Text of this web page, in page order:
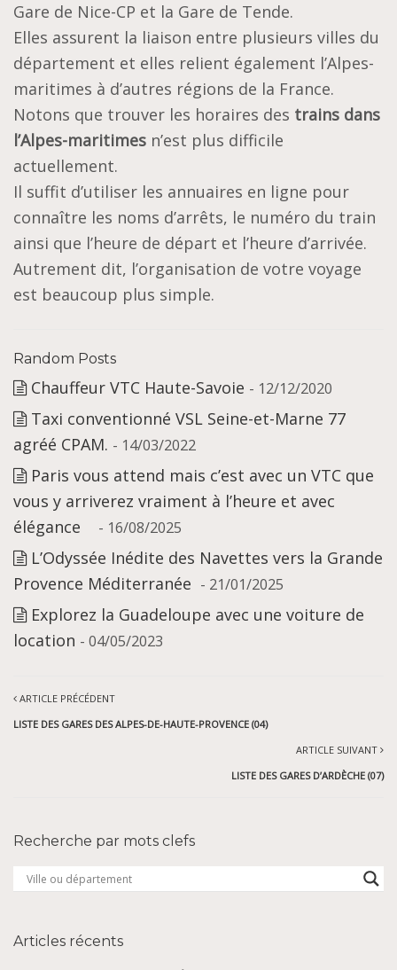
Gare de Nice-CP et la Gare de Tende.
Elles assurent la liaison entre plusieurs villes du
département et elles relient également l’Alpes-
maritimes à d’autres régions de la France.
Notons que trouver les horaires des trains dans
l’Alpes-maritimes n’est plus difficile
actuellement.
Il suffit d’utiliser les annuaires en ligne pour
connaître les noms d’arrêts, le numéro du train
ainsi que l’heure de départ et l’heure d’arrivée.
Autrement dit, l’organisation de votre voyage
est beaucoup plus simple.
Random Posts
Chauffeur VTC Haute-Savoie - 12/12/2020
Taxi conventionné VSL Seine-et-Marne 77
agréé CPAM. - 14/03/2022
Paris vous attend mais c’est avec un VTC que
vous y arriverez vraiment à l’heure et avec
élégance
- 16/08/2025
L’Odyssée Inédite des Navettes vers la Grande
Provence Méditerranée - 21/01/2025
Explorez la Guadeloupe avec une voiture de
location - 04/05/2023
ARTICLE PRÉCÉDENT
LISTE DES GARES DES ALPES-DE-HAUTE-PROVENCE (04)
ARTICLE SUIVANT
LISTE DES GARES D’ARDÈCHE (07)
Recherche par mots clefs
Articles récents